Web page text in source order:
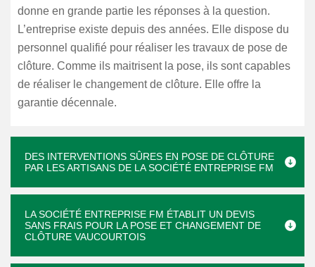
donne en grande partie les réponses à la question.
L’entreprise existe depuis des années. Elle dispose du
personnel qualifié pour réaliser les travaux de pose de
clôture. Comme ils maitrisent la pose, ils sont capables
de réaliser le changement de clôture. Elle offre la
garantie décennale.
DES INTERVENTIONS SÛRES EN POSE DE CLÔTURE
PAR LES ARTISANS DE LA SOCIÉTÉ ENTREPRISE FM
LA SOCIÉTÉ ENTREPRISE FM ÉTABLIT UN DEVIS
SANS FRAIS POUR LA POSE ET CHANGEMENT DE
CLÔTURE VAUCOURTOIS